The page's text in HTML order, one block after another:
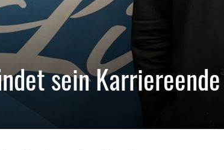
sein Karriereende